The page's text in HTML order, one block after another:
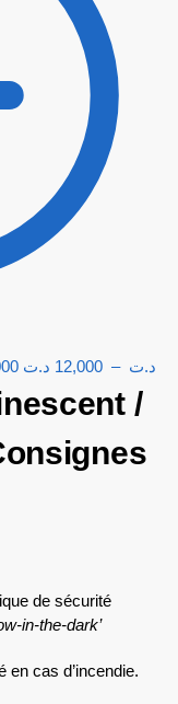
د.ت –
12,000 د.ت
/
de sécurité
in-the-dark’
en cas d’incendie.